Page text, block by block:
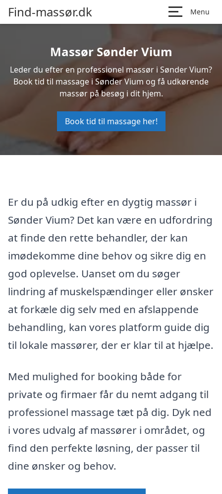
Find-massør.dk Menu
Massør Sønder Vium
Leder du efter en professionel massør i Sønder Vium?
Book tid til massage i Sønder Vium og få udkørende
massør på besøg i dit hjem.
Book tid til massage her!
Er du på udkig efter en dygtig massør i
Sønder Vium? Det kan være en udfordring
at finde den rette behandler, der kan
imødekomme dine behov og sikre dig en
god oplevelse. Uanset om du søger
lindring af muskelspændinger eller ønsker
at forkæle dig selv med en afslappende
behandling, kan vores platform guide dig
til lokale massører, der er klar til at hjælpe.
Med mulighed for booking både for
private og firmaer får du nemt adgang til
professionel massage tæt på dig. Dyk ned
i vores udvalg af massører i området, og
find den perfekte løsning, der passer til
dine ønsker og behov.